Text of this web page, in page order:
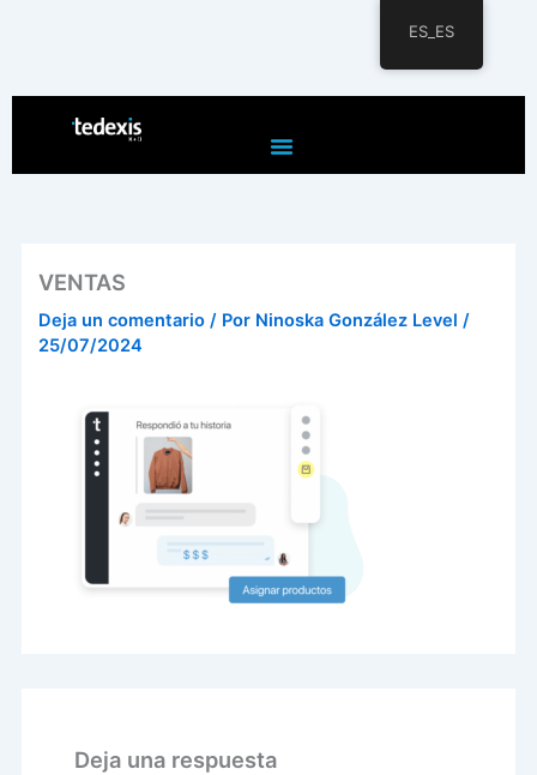
VENTAS
Deja un comentario / Por Ninoska González Level/
25/07/2024
Deja una respuesta
ES_ES